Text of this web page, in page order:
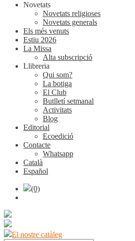
Novetats
Novetats religioses
Novetats generals
Els més venuts
Estiu 2026
La Missa
Alta subscripció
Llibreria
Qui som?
La botiga
El Club
Butlletí setmanal
Activitats
Blog
Editorial
Ecoedició
Contacte
Whatsapp
Català
Español
(0)
El nostre catàleg